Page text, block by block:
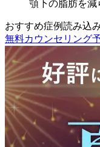
顎下の脂肪を減
おすすめ症例読み込
無料カウンセリング